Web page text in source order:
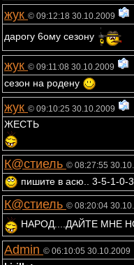
жук © 09:12:18 30.10.2009
дарогу 6ому сезону
жук © 09:11:08 30.10.2009
сезон на родену
жук © 09:10:25 30.10.2009
ЖЕСТЬ
К@стиель © 08:27:55
пишите в асю.. 3-5-1-0-
К@стиель © 08:20:04
НАРОД....ДАЙТЕ МНЕ
Admin © 06:10:05 30.10.2009